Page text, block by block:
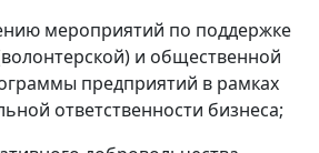
мероприятий по поддержке
и общественной
предприятий в рамках
ответственности бизнеса;